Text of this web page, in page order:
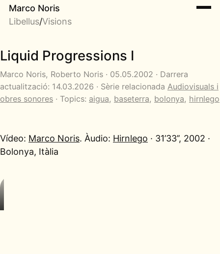
Marco Noris
Libellus/Visions
Liquid Progressions I
Marco Noris, Roberto Noris · 05.05.2002 · Darrera
actualització: 14.03.2026 · Sèrie relacionada Audiovisuals i
obres sonores · Topics: aigua, baseterra, bolonya, hirnlego
Vídeo: Marco Noris. Àudio: Hirnlego · 31’33’’, 2002 ·
Bolonya, Itàlia